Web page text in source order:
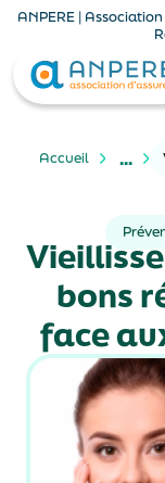
ANPERE |
Accueil ...
bons
face